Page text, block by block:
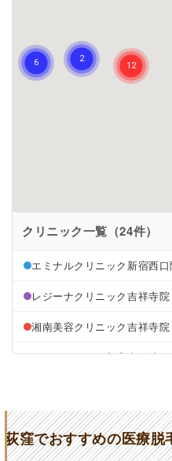
クリニック一覧（24件）
エミナルクリニック新宿西口
レジーナクリニック吉祥寺院
湘南美容クリニック吉祥寺院
リゼクリニック新宿東口院
メンズ専門脱毛42
荻窪上田クリニック
荻窪でおすすめの医療脱